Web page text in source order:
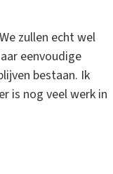
zullen echt wel
eenvoudige
bestaan. Ik
is nog veel werk in